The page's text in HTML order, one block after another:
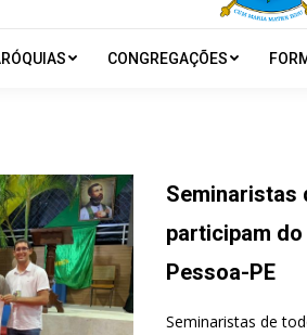
CONGREGAÇÕES
Seminaristas
participam do
Pessoa-PE
Seminaristas de